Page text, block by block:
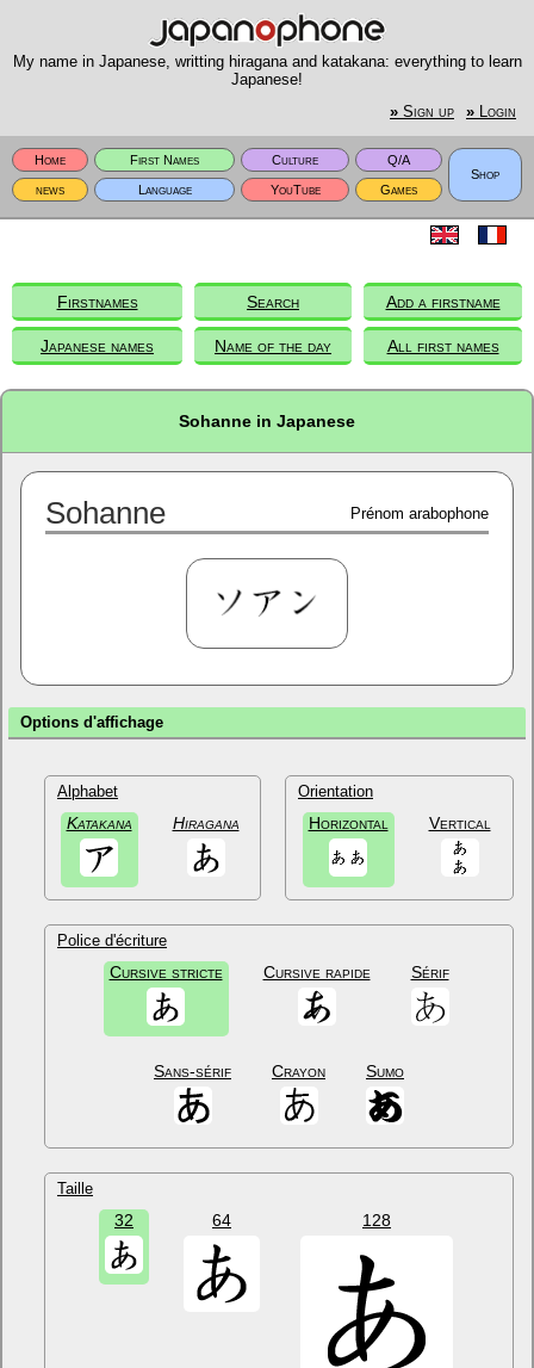
My name in Japanese, writting hiragana and katakana: everything to learn
Japanese!
» Sign up » Login
Home First Names Culture
Q/A
Shop
news
Language YouTube Games
Firstnames Search Add a firstname
Japanese names Name of the day All first names
Sohanne in Japanese
Sohanne Prénom arabophone
Options d'affichage
Alphabet
Katakana Hiragana
Orientation
Horizontal Vertical
Police d'écriture
Cursive stricte Cursive rapide Sérif
Sans-sérif Crayon Sumo
Taille
32 64 128